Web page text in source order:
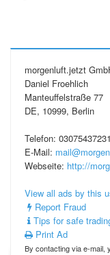
morgenluft.jetzt
Daniel Froehlich
Manteuffelstraße 77
DE, 10999, Berlin
Telefon: 03075437231
E-Mail:
Webseite: http://
View all ads by this
Report Fraud
Tips for safe
Print Ad
By contacting via e-mail,